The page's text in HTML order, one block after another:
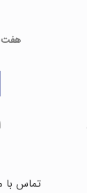
هفت
تماس با